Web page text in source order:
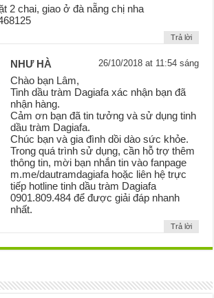
2 chai, giao ở đà nẵng chị nha
Trả lời
NHƯ HÀ 26/10/2018 at 11:54 sáng
Chào bạn Lâm,
Tinh dầu tràm Dagiafa xác nhận bạn đã
nhận hàng.
Cảm ơn bạn đã tin tưởng và sử dụng tinh
dầu tràm Dagiafa.
Chúc bạn và gia đình dồi dào sức khỏe.
Trong quá trình sử dụng, cần hỗ trợ thêm
thông tin, mời bạn nhắn tin vào fanpage
m.me/dautramdagiafa hoặc liên hệ trực
tiếp hotline tinh dầu tràm Dagiafa
0901.809.484 để được giải đáp nhanh
nhất.
Trả lời